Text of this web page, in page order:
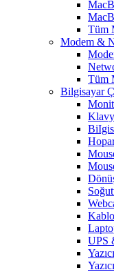
Tüm
Modem &
Tüm
Bilgisayar
UPS